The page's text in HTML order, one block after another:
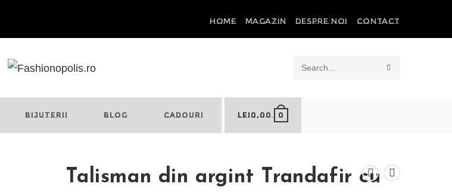
HOME MAGAZIN DESPRE NOI CONTACT
Search
BIJUTERII BLOG CADOURI LEI0,00 0
Talisman din argint Trandafir cu